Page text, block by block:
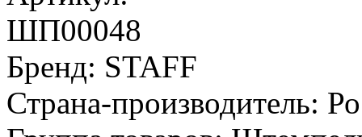
ШП00048
Бренд: STAFF
Страна-производитель: